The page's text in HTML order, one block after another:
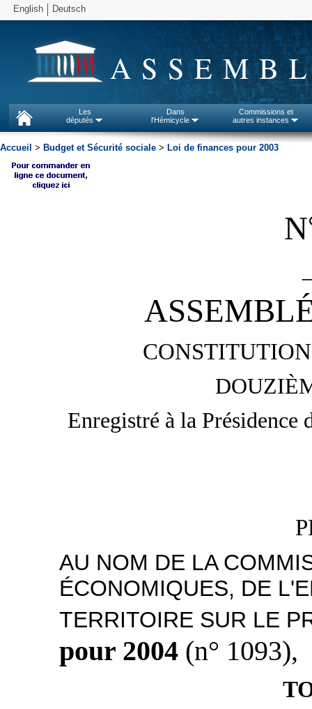
English Deutsch
Les
députés
Dans
l'Hémicycle
Commissions et
autres instances
Accueil > Budget et Sécurité sociale > Loi de finances pour 2003
N
Enregistré à la Présidence
AU NOM DE LA
ÉCONOMIQUES, DE
TERRITOIRE SUR LE
pour 2004 (n° 1093),